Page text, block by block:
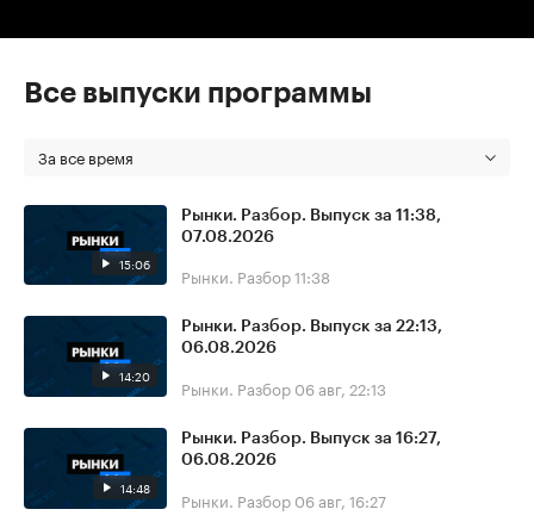
Все выпуски программы
За все время
15:06
Рынки. Разбор. Выпуск за 11:38,
07.08.2026
Рынки. Разбор11:38
14:20
Рынки. Разбор. Выпуск за 22:13,
06.08.2026
Рынки. Разбор 06 авг, 22:13
14:48
Рынки. Разбор. Выпуск за 16:27,
06.08.2026
Рынки. Разбор 06 авг, 16:27